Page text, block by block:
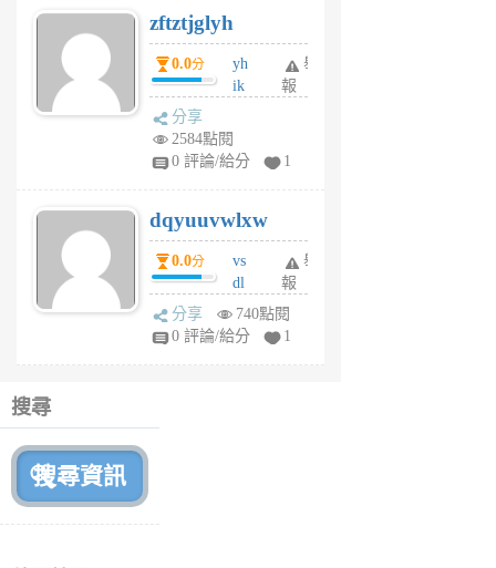
月
前
zftztjglyh
0.0分
yh
ik
tu
6
個
月
前
舉
報
分享
2584點閱
0 評論/給分
1
dqyuuvwlxw
0.0分
vs
dl
sq
fy
舉
報
分享
740點閱
0 評論/給分
1
搜尋